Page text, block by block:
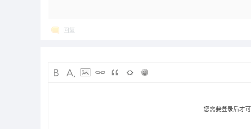
回复
您需要登录后才